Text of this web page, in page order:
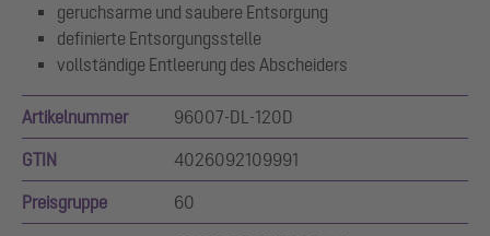
geruchsarme und saubere Entsorgung
definierte Entsorgungsstelle
vollständige Entleerung des Abscheiders
Artikelnummer 96007-DL-120D
GTIN 4026092109991
Preisgruppe 60